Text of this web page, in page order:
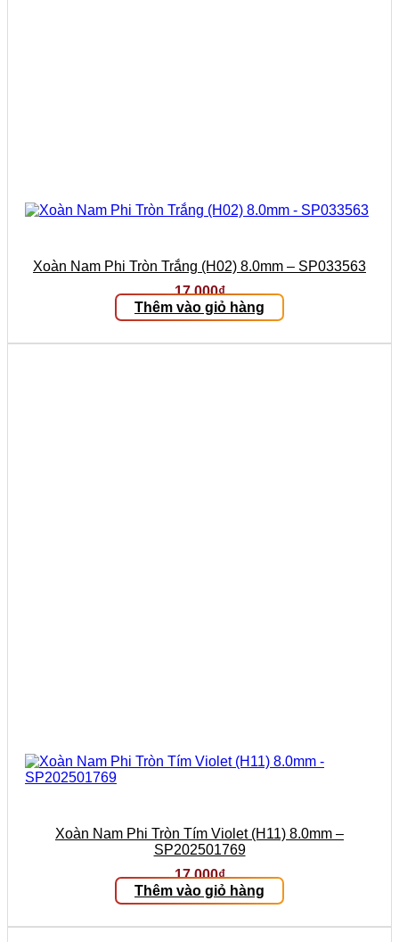
Xoàn Nam Phi Tròn Trắng (H02) 8.0mm – SP033563
17.000₫
Thêm vào giỏ hàng
Xoàn Nam Phi Tròn Tím Violet (H11) 8.0mm –
SP202501769
17.000₫
Thêm vào giỏ hàng